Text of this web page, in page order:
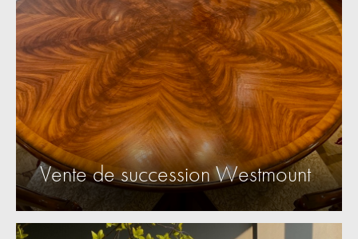
Vente de succession Westmount